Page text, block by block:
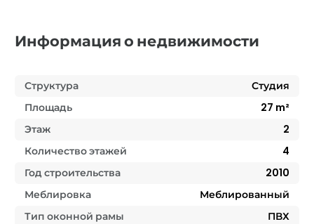
Информация о недвижимости
Структура
Студия
Площадь
27 m²
Этаж
2
Количество этажей
4
Год строительства
2010
Меблировка
Меблированный
Тип оконной рамы
ПВХ